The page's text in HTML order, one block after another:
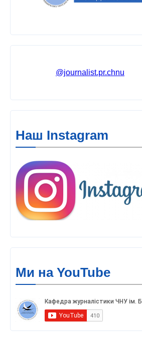
@journalist.pr.chnu
Наш Instagram
Ми на YouTube